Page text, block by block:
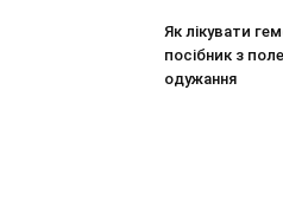
Як лікувати
посібник з
одужання